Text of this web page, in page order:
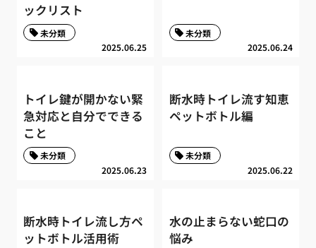
ックリスト
2025.06.25
未分類
2025.06.24
未分類
トイレ鍵が開かない緊
急対応と自分でできる
こと
2025.06.23
未分類
断水時トイレ流す知恵
ペットボトル編
2025.06.22
未分類
断水時トイレ流し方ペ
ットボトル活用術
水の止まらない蛇口の
悩み